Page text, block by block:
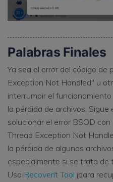
Palabras Finales
Ya sea el error del código de
Exception Not Handled" u
interrumpir el
la pérdida de archivos.
solucionar el error BSOD
Thread Exception Not
la pérdida de algunos
especialmente si se trata de
Usa Recoverit Tool ¡para